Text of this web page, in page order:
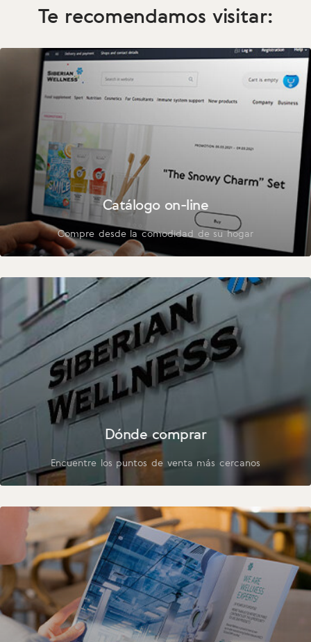
Te recomendamos visitar:
Catálogo on-line
Compre desde la comodidad de su hogar
Dónde comprar
Encuentre los puntos de venta más cercanos